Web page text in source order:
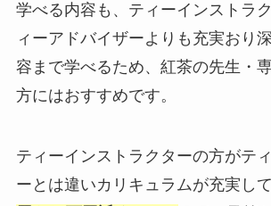
学べる内容も、ティーインストラ
ィーアドバイザーよりも充実おり
容まで学べるため、紅茶の先生・
方にはおすすめです。
ティーインストラクターの方がテ
ーとは違いカリキュラムが充実して